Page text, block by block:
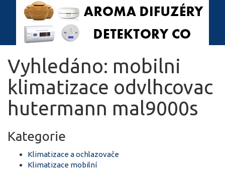
Vyhledáno: mobilni
klimatizace odvlhcovac
hutermann mal9000s
Kategorie
Klimatizace a ochlazovače
Klimatizace mobilní